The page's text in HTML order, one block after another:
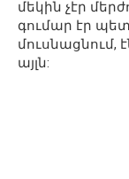
մեկին չէր
գումար էր
մուսնացնում,
այլն: